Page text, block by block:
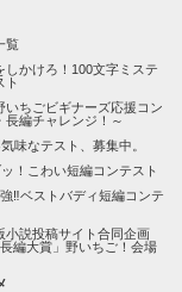
た。
覧
しかけろ！100文字ミステ
ト
いちごビギナーズ応援コン
長編チャレンジ！～
味なテスト、募集中。
！こわい短編コンテスト
‼ベストバディ短編コンテ
小説投稿サイト合同企画
長編大賞」野いちご！会場